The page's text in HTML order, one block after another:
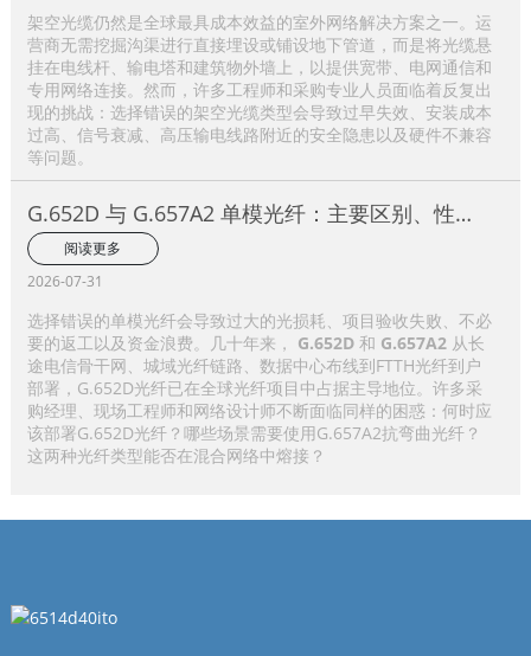
架空光缆仍然是全球最具成本效益的室外网络解决方案之一。运
营商无需挖掘沟渠进行直接埋设或铺设地下管道，而是将光缆悬
挂在电线杆、输电塔和建筑物外墙上，以提供宽带、电网通信和
专用网络连接。然而，许多工程师和采购专业人员面临着反复出
现的挑战：选择错误的架空光缆类型会导致过早失效、安装成本
过高、信号衰减、高压输电线路附近的安全隐患以及硬件不兼容
等问题。
G.652D 与 G.657A2 单模光纤：主要区别、性能
比较及应用选择指南
阅读更多
2026-07-31
选择错误的单模光纤会导致过大的光损耗、项目验收失败、不必
要的返工以及资金浪费。几十年来， G.652D和 G.657A2从长
途电信骨干网、城域光纤链路、数据中心布线到FTTH光纤到户
部署，G.652D光纤已在全球光纤项目中占据主导地位。许多采
购经理、现场工程师和网络设计师不断面临同样的困惑：何时应
该部署G.652D光纤？哪些场景需要使用G.657A2抗弯曲光纤？
这两种光纤类型能否在混合网络中熔接？